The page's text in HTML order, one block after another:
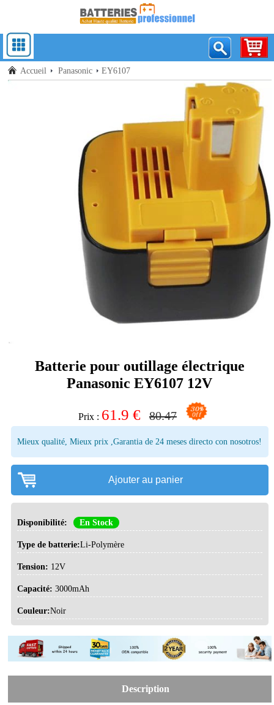
Accueil Panasonic EY6107
Batterie pour outillage électrique
Panasonic EY6107 12V
Prix : 61.9 € 80.47
Mieux qualité, Mieux prix ,Garantia de 24 meses directo con nosotros!
Ajouter au panier
Disponibilité: En Stock
Type de batterie:Li-Polymère
Tension: 12V
Capacité: 3000mAh
Couleur:Noir
Description